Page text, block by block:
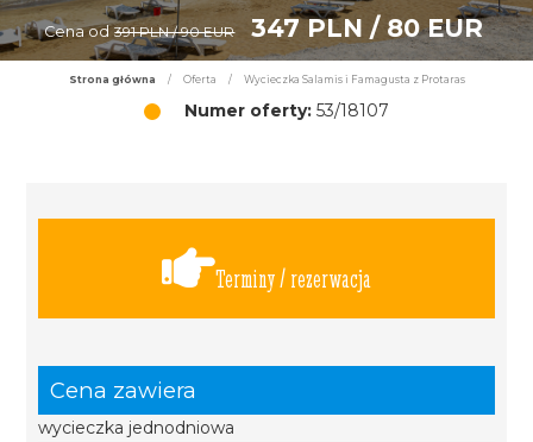
Cena od 391 PLN / 90 EUR 347 PLN / 80 EUR
Strona główna / Oferta / Wycieczka Salamis i Famagusta z Protaras
Numer oferty: 53/18107
Terminy / rezerwacja
Cena zawiera
wycieczka jednodniowa